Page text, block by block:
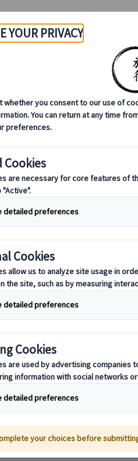
treno
autentico
Kyoto, Arashiyama, Nara, Osaka